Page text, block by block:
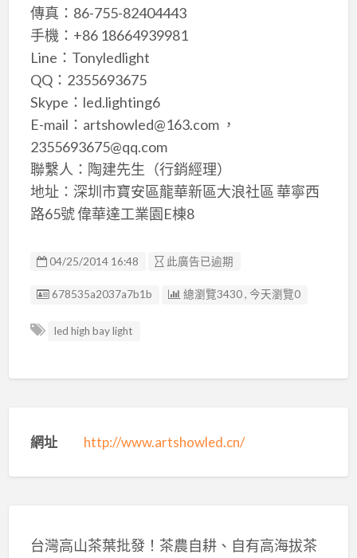
傳真：86-755-82404443
手機：+86 18664939981
Line：Tonyledlight
QQ：2355693675
Skype：led.lighting6
E-mail：artshowled@163.com ，
2355693675@qq.com
聯繫人：陶建先生（行銷經理）
地址：深圳市寶安區龍華新區大浪社區 華寧西
路65號 偉華達工業園E棟8
04/25/2014 16:48 此廣告已逾期
廣告编號
678535a2037a7b1b 總瀏覽3430 , 今天瀏覽0
led high bay light
網址 http://www.artshowled.cn/
台灣高山茶葉批發！茶農自耕、自有高海拔茶